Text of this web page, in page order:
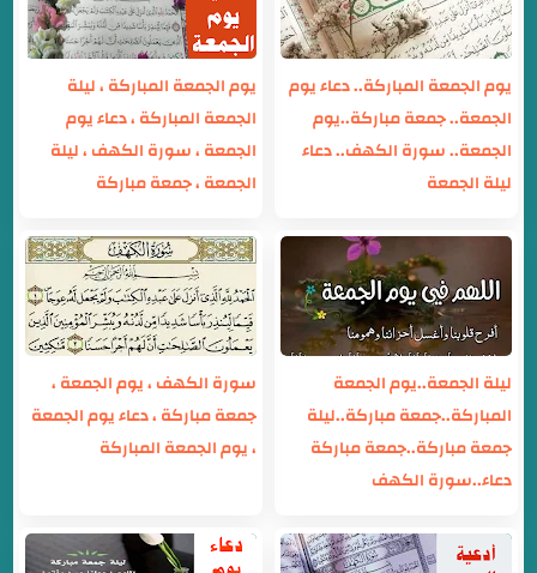
يوم الجمعة المباركة.. دعاء يوم
الجمعة.. جمعة مباركة..يوم
الجمعة.. سورة الكهف.. دعاء
ليلة الجمعة
يوم الجمعة المباركة ، ليلة
الجمعة المباركة ، دعاء يوم
الجمعة ، سورة الكهف ، ليلة
الجمعة ، جمعة مباركة
ليلة الجمعة..يوم الجمعة
المباركة..جمعة مباركة..ليلة
جمعة مباركة..جمعة مباركة
دعاء..سورة الكهف
سورة الكهف ، يوم الجمعة ،
جمعة مباركة ، دعاء يوم الجمعة
، يوم الجمعة المباركة